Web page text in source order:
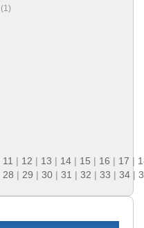
(1)
11 | 12 | 13 | 14 | 15 | 16 | 17 |
28 | 29 | 30 | 31 | 32 | 33 | 34 |